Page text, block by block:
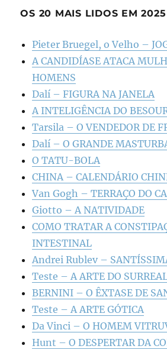
OS 20 MAIS LIDOS EM 2025
Pieter Bruegel, o Velho –
A CANDIDÍASE ATACA
HOMENS
Dalí – FIGURA NA JANELA
A INTELIGÊNCIA DO
Tarsila – O VENDEDOR DE
Dalí – O GRANDE
O TATU-BOLA
CHINA – CALENDÁRIO
Van Gogh – TERRAÇO DO
Giotto – A NATIVIDADE
COMO TRATAR A
INTESTINAL
Andrei Rublev –
Teste – A ARTE DO
BERNINI – O ÊXTASE DE
Teste – A ARTE GÓTICA
Da Vinci – O HOMEM
Hunt – O DESPERTAR DA